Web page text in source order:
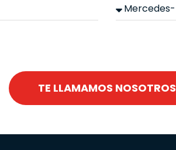
TE LLAMAMOS NOSOTROS